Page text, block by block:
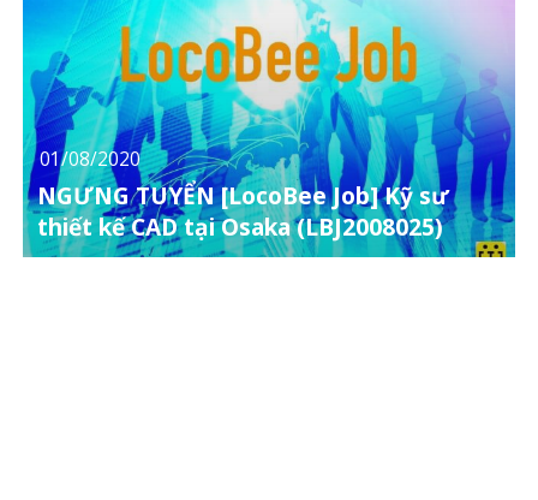
01/08/2020
NGƯNG TUYỂN [LocoBee Job] Kỹ sư
thiết kế CAD tại Osaka (LBJ2008025)